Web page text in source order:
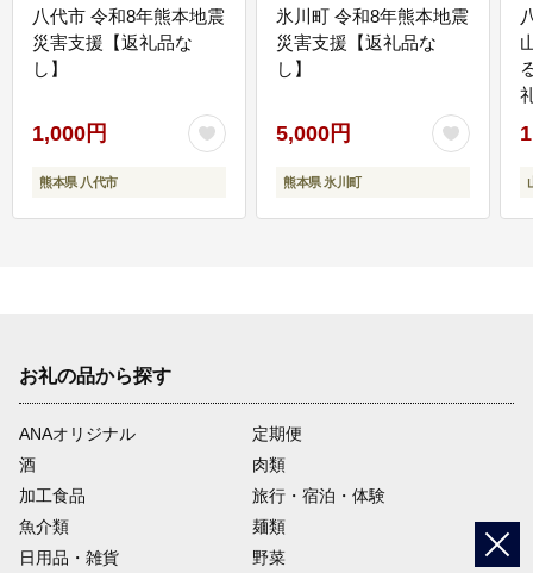
八代市 令和8年熊本地震
災害支援【返礼品な
し】
1,000円
熊本県 八代市
氷川町 令和8年熊本地震
災害支援【返礼品な
し】
5,000円
熊本県 氷川町
お礼の品から探す
ANAオリジナル
定期便
酒
肉類
加工食品
旅行・宿泊・体験
魚介類
麺類
日用品・雑貨
野菜